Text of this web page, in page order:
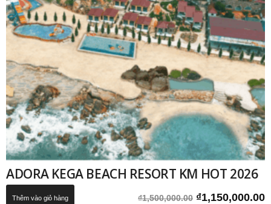
ADORA KEGA BEACH RESORT KM HOT 2026
₫1,500,000.00 Giá
₫1,150,000.00
Thêm vào giỏ hàng